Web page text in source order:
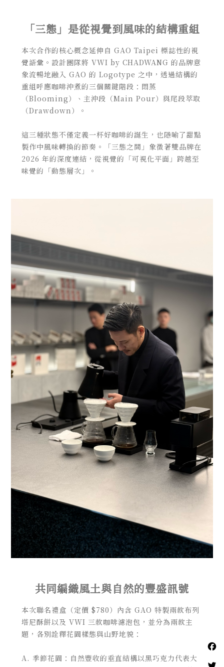
「三態」是從視覺到風味的結構重組
本次合作的核心概念延伸自 GAO Taipei 標誌性的視
覺語彙。設計團隊將 VWI by CHADWANG 的品牌意
象流暢地融入 GAO 的 Logotype 之中，透過結構的
重組呼應咖啡沖煮的三個關鍵階段：悶蒸
（Blooming）、主沖段（Main Pour）與尾段萃取
（Drawdown）。
這三種狀態不僅定義一杯好咖啡的誕生，也隱喻了甜點
製作中風味轉換的節奏。「三態之間」象徵著雙品牌在
2026 年的深度連結，從視覺的「可視化平面」跨越至
味覺的「動態層次」。
共同編織風土與自然的豐盛訊號
本次聯名禮盒（定價 $780）內含 GAO 特製兩款布列
塔尼酥餅以及 VWI 三款咖啡濾泡包，並分為兩款主
題，各別詮釋花園樣態與山野地貌：
A. 季節花園：自然豐收的垂直結構以黑巧克力代表大